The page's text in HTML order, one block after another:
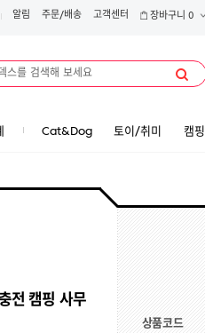
알림 주문/배송 고객센터 장바구니 0
Cat&Dog 토이/취미 캠핑
전 캠핑 사무
상품코드